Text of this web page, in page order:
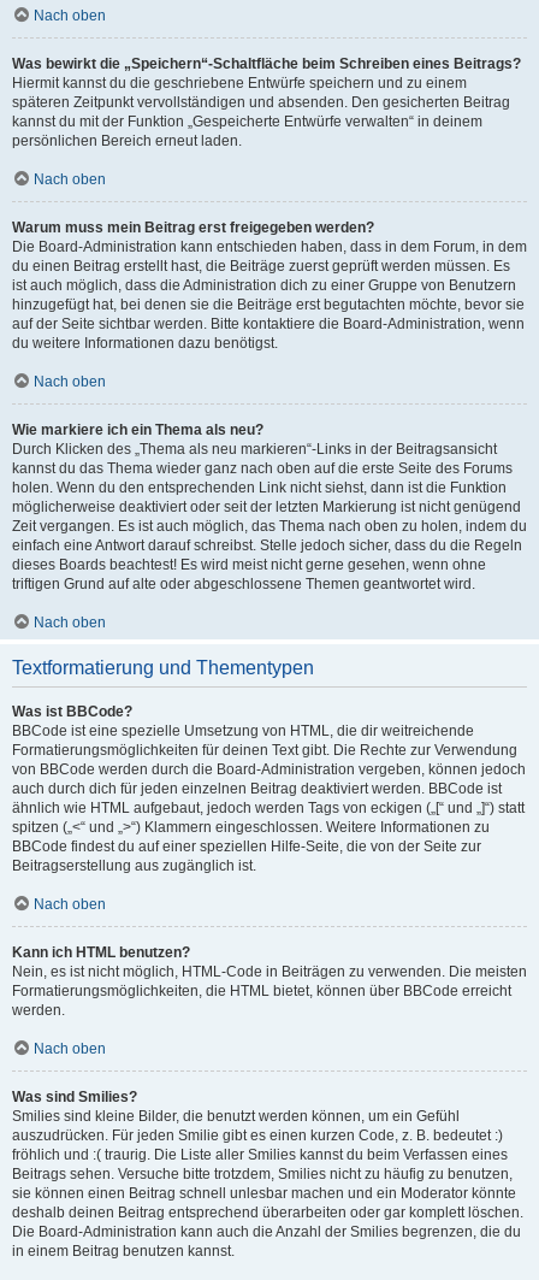
Nach oben
Was bewirkt die „Speichern“-Schaltfläche beim Schreiben eines Beitrags?
Hiermit kannst du die geschriebene Entwürfe speichern und zu einem
späteren Zeitpunkt vervollständigen und absenden. Den gesicherten Beitrag
kannst du mit der Funktion „Gespeicherte Entwürfe verwalten“ in deinem
persönlichen Bereich erneut laden.
Nach oben
Warum muss mein Beitrag erst freigegeben werden?
Die Board-Administration kann entschieden haben, dass in dem Forum, in dem
du einen Beitrag erstellt hast, die Beiträge zuerst geprüft werden müssen. Es
ist auch möglich, dass die Administration dich zu einer Gruppe von Benutzern
hinzugefügt hat, bei denen sie die Beiträge erst begutachten möchte, bevor sie
auf der Seite sichtbar werden. Bitte kontaktiere die Board-Administration, wenn
du weitere Informationen dazu benötigst.
Nach oben
Wie markiere ich ein Thema als neu?
Durch Klicken des „Thema als neu markieren“-Links in der Beitragsansicht
kannst du das Thema wieder ganz nach oben auf die erste Seite des Forums
holen. Wenn du den entsprechenden Link nicht siehst, dann ist die Funktion
möglicherweise deaktiviert oder seit der letzten Markierung ist nicht genügend
Zeit vergangen. Es ist auch möglich, das Thema nach oben zu holen, indem du
einfach eine Antwort darauf schreibst. Stelle jedoch sicher, dass du die Regeln
dieses Boards beachtest! Es wird meist nicht gerne gesehen, wenn ohne
triftigen Grund auf alte oder abgeschlossene Themen geantwortet wird.
Nach oben
Textformatierung und Thementypen
Was ist BBCode?
BBCode ist eine spezielle Umsetzung von HTML, die dir weitreichende
Formatierungsmöglichkeiten für deinen Text gibt. Die Rechte zur Verwendung
von BBCode werden durch die Board-Administration vergeben, können jedoch
auch durch dich für jeden einzelnen Beitrag deaktiviert werden. BBCode ist
ähnlich wie HTML aufgebaut, jedoch werden Tags von eckigen („[“ und „]“) statt
spitzen („<“ und „>“) Klammern eingeschlossen. Weitere Informationen zu
BBCode findest du auf einer speziellen Hilfe-Seite, die von der Seite zur
Beitragserstellung aus zugänglich ist.
Nach oben
Kann ich HTML benutzen?
Nein, es ist nicht möglich, HTML-Code in Beiträgen zu verwenden. Die meisten
Formatierungsmöglichkeiten, die HTML bietet, können über BBCode erreicht
werden.
Nach oben
Was sind Smilies?
Smilies sind kleine Bilder, die benutzt werden können, um ein Gefühl
auszudrücken. Für jeden Smilie gibt es einen kurzen Code, z. B. bedeutet :)
fröhlich und :( traurig. Die Liste aller Smilies kannst du beim Verfassen eines
Beitrags sehen. Versuche bitte trotzdem, Smilies nicht zu häufig zu benutzen,
sie können einen Beitrag schnell unlesbar machen und ein Moderator könnte
deshalb deinen Beitrag entsprechend überarbeiten oder gar komplett löschen.
Die Board-Administration kann auch die Anzahl der Smilies begrenzen, die du
in einem Beitrag benutzen kannst.